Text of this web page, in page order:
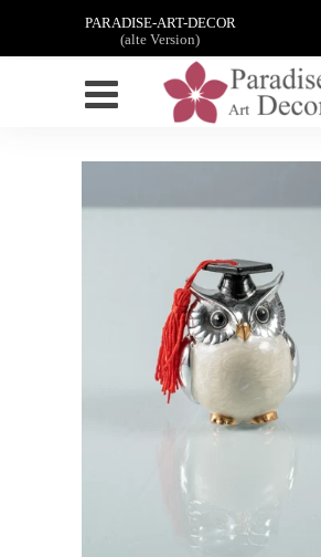
PARADISE-ART-DECOR
(alte Version)